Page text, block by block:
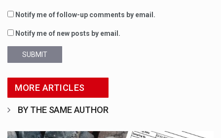
Notify me of follow-up comments by email.
Notify me of new posts by email.
SUBMIT
MORE ARTICLES
BY THE SAME AUTHOR